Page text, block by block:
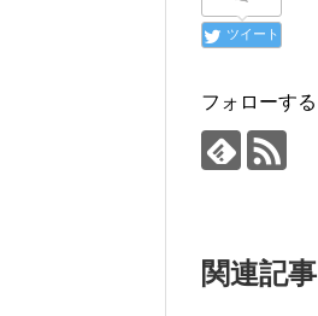
ツイート
フォローする
関連記事